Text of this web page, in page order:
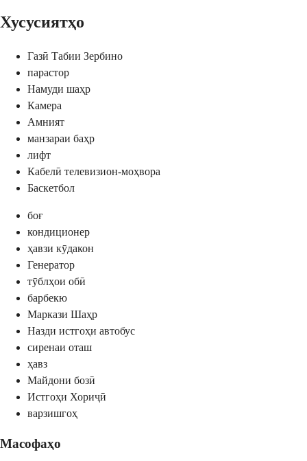
Хусусиятҳо
Газӣ Табии Зербино
парастор
Намуди шаҳр
Камера
Амният
манзараи баҳр
лифт
Кабелӣ телевизион-моҳвора
Баскетбол
боғ
кондиционер
ҳавзи кӯдакон
Генератор
тӯблҳои обӣ
барбекю
Маркази Шаҳр
Назди истгоҳи автобус
сиренаи оташ
ҳавз
Майдони бозӣ
Истгоҳи Хориҷӣ
варзишгоҳ
Масофаҳо